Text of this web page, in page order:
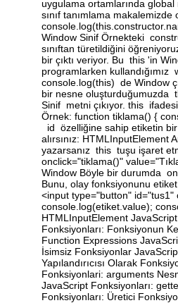
uygulama ortamlarında
sınıf tanımlama
Window Sinif Örnekteki
sınıftan türetildiğini
bir çıktı veriyor. Bu this 'in
programlarken
console.log(this) de Window
bir nesne oluşturduğumuzda
Sinif metni çıkıyor. this
Örnek: function tiklama() {
id özelliğine sahip etiketin bir
alırsınız:
yazarsanız this tuşu işaret
onclick="tiklama()"
Window Böyle bir durumda
Bunu, olay fonksiyonunu
<input type="button" id="tus1"
console.log(etiket.value);
HTMLInputElement
Fonksiyonları: Fonksiyonun
Function Expressions
İsimsiz Fonksiyonlar
Yapılandırıcısı Olarak
Fonksiyonlari: arguments
JavaScript Fonksiyonları:
Fonksiyonları: Üretici